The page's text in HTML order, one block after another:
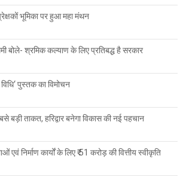
भूमिका पर हुआ महा मंथन
बोले- श्रमिक कल्याण के लिए प्रतिबद्ध है सरकार
पुस्तक का विमोचन
बड़ी ताकत, हरिद्वार बनेगा विकास की नई पहचान
एवं निर्माण कार्यों के लिए ₹ 51 करोड़ की वित्तीय स्वीकृति